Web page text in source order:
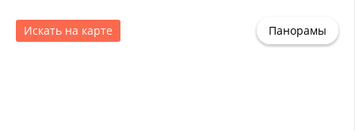
Искать на карте Панорамы